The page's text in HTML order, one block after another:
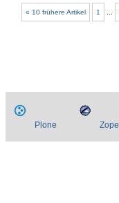
« 10 frühere Artikel 1
Plone Zope